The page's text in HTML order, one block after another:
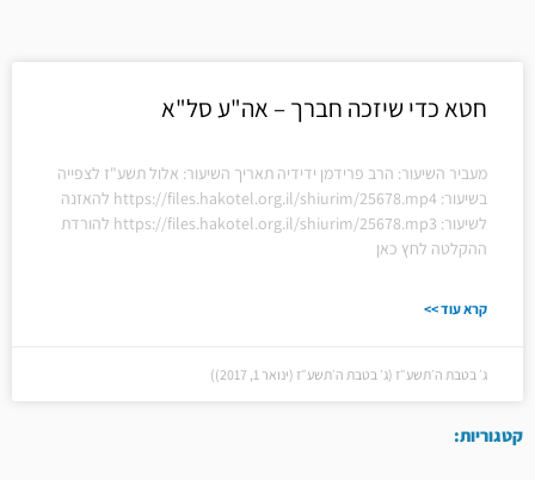
חטא כדי שיזכה חברך – אה"ע סל"א
מעביר השיעור: הרב פרידמן ידידיה תאריך השיעור: אלול תשע"ז לצפייה
בשיעור: https://files.hakotel.org.il/shiurim/25678.mp4 להאזנה
לשיעור: https://files.hakotel.org.il/shiurim/25678.mp3 להורדת
ההקלטה לחץ כאן
קרא עוד >>
ג׳ בטבת ה׳תשע״ז (ג׳ בטבת ה׳תשע״ז (ינואר 1, 2017))
קטגוריות: